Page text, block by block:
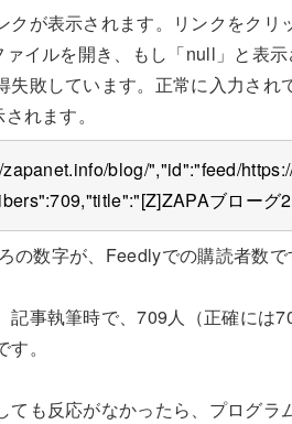
クが表示されます。リンクをク
イルを開き、もし「null」と表
失敗しています。正常に入力さ
れます。
blog/","id":"feed/
ブローグ
の数字が、Feedlyでの購読者数で
記事執筆時で、709人（正確には
。
ても反応がなかったら、プログ